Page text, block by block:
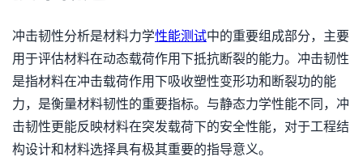
冲击韧性分析是材料力学性能测试中的重要组成部分，主要
用于评估材料在动态载荷作用下抵抗断裂的能力。冲击韧性
是指材料在冲击载荷作用下吸收塑性变形功和断裂功的能
力，是衡量材料韧性的重要指标。与静态力学性能不同，冲
击韧性更能反映材料在突发载荷下的安全性能，对于工程结
构设计和材料选择具有极其重要的指导意义。